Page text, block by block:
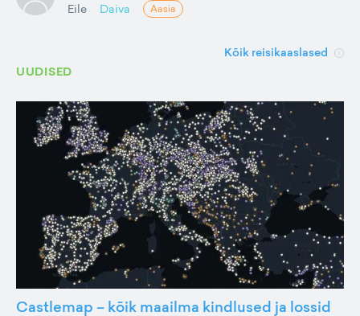
Eile Daiva Aasia
Kõik reisikaaslased
UUDISED
Castlemap – kõik maailma kindlused ja lossid